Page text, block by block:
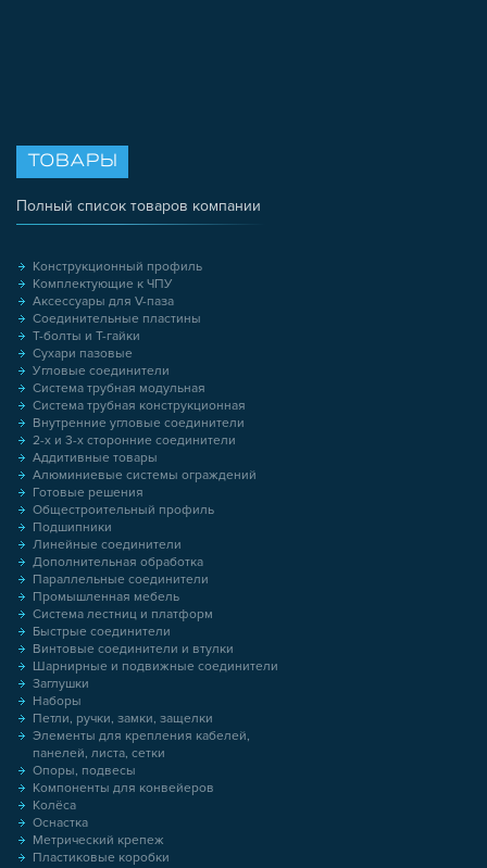
ТОВАРЫ
Полный список товаров компании
Конструкционный профиль
Комплектующие к ЧПУ
Аксессуары для V-паза
Соединительные пластины
Т-болты и Т-гайки
Сухари пазовые
Угловые соединители
Система трубная модульная
Система трубная конструкционная
Внутренние угловые соединители
2-х и 3-х сторонние соединители
Аддитивные товары
Алюминиевые системы ограждений
Готовые решения
Общестроительный профиль
Подшипники
Линейные соединители
Дополнительная обработка
Параллельные соединители
Промышленная мебель
Система лестниц и платформ
Быстрые соединители
Винтовые соединители и втулки
Шарнирные и подвижные соединители
Заглушки
Наборы
Петли, ручки, замки, защелки
Элементы для крепления кабелей,
панелей, листа, сетки
Опоры, подвесы
Компоненты для конвейеров
Колёса
Оснастка
Метрический крепеж
Пластиковые коробки